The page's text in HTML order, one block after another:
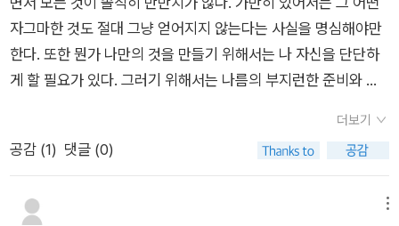
든 법칙을 다 외워둘 필요는 없다고 생각되고 여가시간에 에피타
이저나 디저트 삼아 커피나 차를 즐기며 조금씩 읽고 인상적인 법
칙이 무엇인지 느껴보고 그 법칙을 일상에서 실천하거나 나와 타
인, 관계와 사회를 이해하는데 적용하며 독서의 의의를 찾는 것이
나을 듯하다. 나와 타인과 세계를 이해하고 싶은 건 누구나 그럴
것이라 생각된다. 세상의 이면에서 사회와 사람을 움직이는 법칙
아볼 필요도 있으리라 생각되고 말이다. 실천은 각자의 몫이겠지
만 이해한 것을 실천하지 않기란 쉬운 일이 아니다. 실천은 따라
있는 부정적인 결과를 경고하며, 스스로 문제를 해결하려는 자세
를 일깨운다. ​​각 법칙은 흥미로운 사례와 설명을 통해 이해하기
쉬우면서도 깊은 여운을 남긴다.​​이 책은 자연과학, 경제, 심리학,
연결해 준다. ​​이를 통해 세상에 숨어 있는 패턴과 원리를 새로운
시각으로 바라볼 수 있다.​​이러한 법칙들은 우리의 삶과 밀접하게
연결되어 생각의 폭을 넓혀주고 실천적 교양으로 자리하게 된다.​
이 책의 특별한 점은 복잡해 보이는 법칙들을 누구나 이해하기 쉽
자그마한 것도 절대 그냥 얻어지지 않는다는 사실을 명심해야만
한다. 또한 뭔가 나만의 것을 만들기 위해서는 나 자신을 단단하
게 할 필요가 있다. 그러기 위해서는 나름의 부지런한 준비와 노
고, 다양한 체험활동을 통해서 많은 사람들 과의 관계를 통해서
사회화 기술도 익혀야만 한다. 그러면서 나름의 기술을 축적하는
추는 기술이나 지식은 나 자신을 단단하게 만들어 위상을 높일 수
더보기
공감 (1) 댓글 (0)